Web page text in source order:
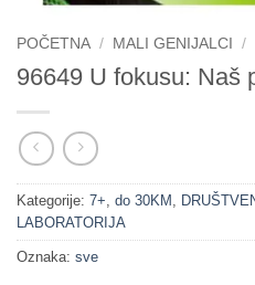
POČETNA / MALI GENIJALCI /
96649 U fokusu: Naš
Kategorije: 7+, do 30KM ,
LABORATORIJA
Oznaka: sve